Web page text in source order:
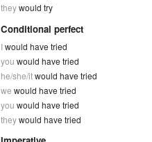
theywould try
Conditional perfect
Iwould have tried
you would have tried
he/she/itwould have tried
we would have tried
you would have tried
theywould have tried